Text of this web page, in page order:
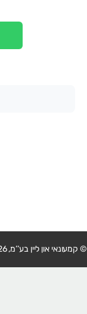
© קמעונאי און ליין בע’’מ, 2026. כל הזכויות שמורות.